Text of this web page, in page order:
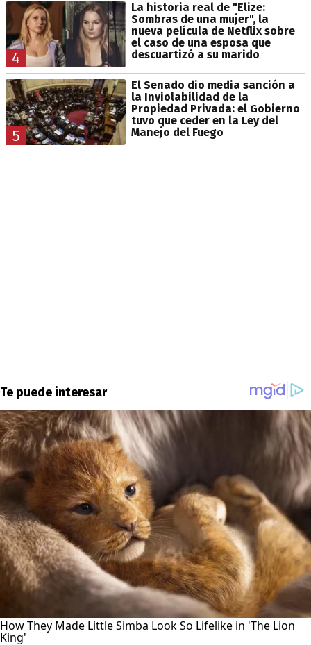
4
La historia real de "Elize:
Sombras de una mujer", la
nueva película de Netflix sobre
el caso de una esposa que
descuartizó a su marido
5
El Senado dio media sanción a
la Inviolabilidad de la
Propiedad Privada: el Gobierno
tuvo que ceder en la Ley del
Manejo del Fuego